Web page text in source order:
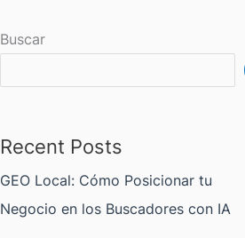
Buscar
Recent Posts
GEO Local: Cómo Posicionar tu
Negocio en los Buscadores con IA